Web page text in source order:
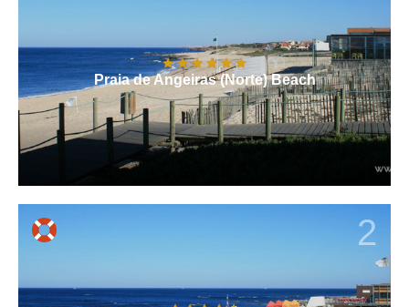
Praia de Angeiras (Norte) Beach
2